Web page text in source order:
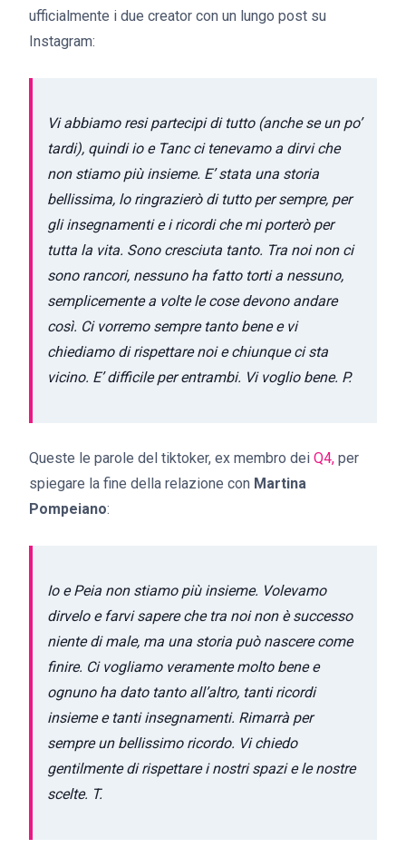
ufficialmente i due creator con un lungo post su
Instagram:
Vi abbiamo resi partecipi di tutto (anche se un po’
tardi), quindi io e Tanc ci tenevamo a dirvi che
non stiamo più insieme. E’ stata una storia
bellissima, lo ringrazierò di tutto per sempre, per
gli insegnamenti e i ricordi che mi porterò per
tutta la vita. Sono cresciuta tanto. Tra noi non ci
sono rancori, nessuno ha fatto torti a nessuno,
semplicemente a volte le cose devono andare
così. Ci vorremo sempre tanto bene e vi
chiediamo di rispettare noi e chiunque ci sta
vicino. E’ difficile per entrambi. Vi voglio bene. P.
Queste le parole del tiktoker, ex membro dei Q4, per
spiegare la fine della relazione con Martina
Pompeiano:
Io e Peia non stiamo più insieme. Volevamo
dirvelo e farvi sapere che tra noi non è successo
niente di male, ma una storia può nascere come
finire. Ci vogliamo veramente molto bene e
ognuno ha dato tanto all’altro, tanti ricordi
insieme e tanti insegnamenti. Rimarrà per
sempre un bellissimo ricordo. Vi chiedo
gentilmente di rispettare i nostri spazi e le nostre
scelte. T.